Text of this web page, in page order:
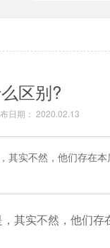
区别?
日期： 2020.02.13
其实不然，他们存在
其实不然，他们存